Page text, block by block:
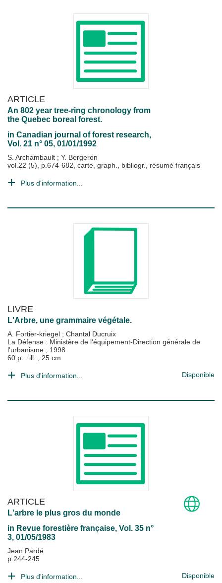
ARTICLE
An 802 year tree-ring chronology from
the Quebec boreal forest.
in Canadian journal of forest research,
Vol. 21 n° 05, 01/01/1992
S. Archambault ; Y. Bergeron
vol.22 (5), p.674-682, carte, graph., bibliogr., résumé français
Plus d'information...
LIVRE
L'Arbre, une grammaire végétale.
A. Fortier-kriegel ; Chantal Ducruix
La Défense : Ministère de l'équipement-Direction générale de
l'urbanisme ; 1998
60 p. : ill. ; 25 cm
Plus d'information... Disponible
ARTICLE
L'arbre le plus gros du monde
in Revue forestière française, Vol. 35 n°
3, 01/05/1983
Jean Pardé
p.244-245
Plus d'information... Disponible